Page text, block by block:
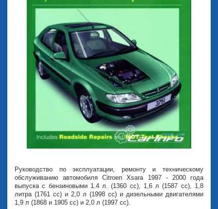
Руководство по эксплуатации, ремонту и техническому
обслуживанию автомобиля Citroen Xsara 1997 - 2000 года
выпуска с бензиновыми 1.4 л. (1360 cc), 1,6 л (1587 cc), 1,8
литра (1761 cc) и 2,0 л (1998 cc) и дизельными двигателями
1,9 л (1868 и 1905 cc) и 2,0 л (1997 cc).